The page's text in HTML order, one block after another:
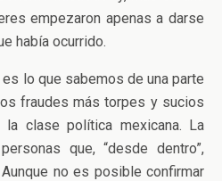
empezaron apenas a darse
había ocurrido.
lo que sabemos de una parte
fraudes más torpes y sucios
clase política mexicana. La
que, “desde dentro”,
no es posible confirmar